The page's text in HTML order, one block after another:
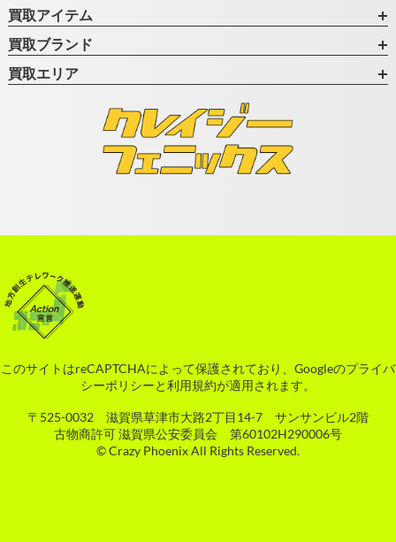
買取アイテム
買取ブランド
買取エリア
このサイトはreCAPTCHAによって保護されており、Googleのプライバ
シーポリシーと利用規約が適用されます。
〒525-0032 滋賀県草津市大路2丁目14-7 サンサンビル2階
古物商許可 滋賀県公安委員会 第60102H290006号
© Crazy Phoenix All Rights Reserved.